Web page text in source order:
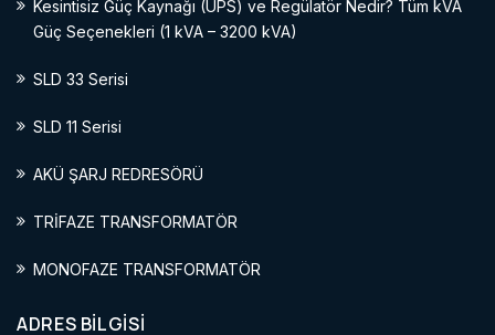
Kesintisiz Güç Kaynağı (UPS) ve Regülatör Nedir? Tüm kVA
Güç Seçenekleri (1 kVA – 3200 kVA)
SLD 33 Serisi
SLD 11 Serisi
AKÜ ŞARJ REDRESÖRÜ
TRİFAZE TRANSFORMATÖR
MONOFAZE TRANSFORMATÖR
ADRES BİLGİSİ